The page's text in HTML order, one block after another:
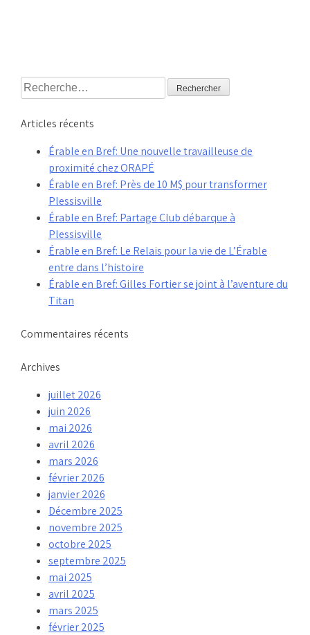
Rechercher :
Articles récents
Érable en Bref: Une nouvelle travailleuse de
proximité chez ORAPÉ
Érable en Bref: Près de 10 M$ pour transformer
Plessisville
Érable en Bref: Partage Club débarque à
Plessisville
Érable en Bref: Le Relais pour la vie de L’Érable
entre dans l’histoire
Érable en Bref: Gilles Fortier se joint à l’aventure du
Titan
Commentaires récents
Archives
juillet 2026
juin 2026
mai 2026
avril 2026
mars 2026
février 2026
janvier 2026
Décembre 2025
novembre 2025
octobre 2025
septembre 2025
mai 2025
avril 2025
mars 2025
février 2025